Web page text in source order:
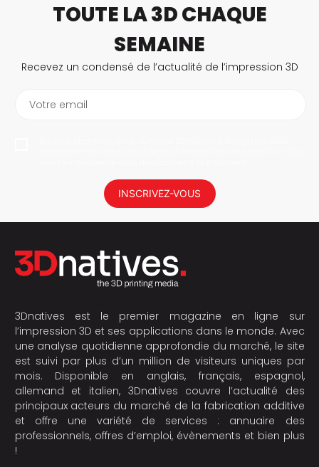
TOUTE LA 3D CHAQUE
SEMAINE
Recevez un condensé de l’actualité de l’impression 3D
Votre email
INSCRIVEZ-VOUS
3Dnatives est le premier magazine en ligne sur
l’impression 3D et ses applications dans le monde. Avec
une analyse quotidienne approfondie du marché, le site
est suivi par plus d’un million de visiteurs uniques par
mois. Disponible en anglais, français, espagnol,
allemand et italien, 3Dnatives couvre l’actualité des
principaux acteurs du marché de la fabrication additive
et offre une variété de services : annuaire des
professionnels, offres d’emploi, évènements et bien plus
!